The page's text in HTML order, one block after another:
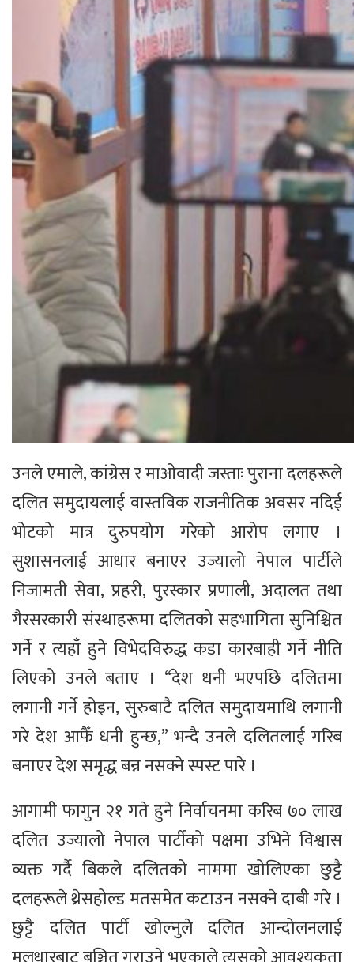
उनले एमाले, कांग्रेस र माओवादी जस्ताः पुराना दलहरूले
दलित समुदायलाई वास्तविक राजनीतिक अवसर नदिई
भोटको मात्र दुरुपयोग गरेको आरोप लगाए ।
सुशासनलाई आधार बनाएर उज्यालो नेपाल पार्टीले
निजामती सेवा, प्रहरी, पुरस्कार प्रणाली, अदालत तथा
गैरसरकारी संस्थाहरूमा दलितको सहभागिता सुनिश्चित
गर्ने र त्यहाँ हुने विभेदविरुद्ध कडा कारबाही गर्ने नीति
लिएको उनले बताए । “देश धनी भएपछि दलितमा
लगानी गर्ने होइन, सुरुबाटै दलित समुदायमाथि लगानी
गरे देश आफैँ धनी हुन्छ,” भन्दै उनले दलितलाई गरिब
बनाएर देश समृद्ध बन्न नसक्ने स्पस्ट पारे ।
आगामी फागुन २१ गते हुने निर्वाचनमा करिब ७० लाख
दलित उज्यालो नेपाल पार्टीको पक्षमा उभिने विश्वास
व्यक्त गर्दै बिकले दलितको नाममा खोलिएका छुट्टै
दलहरूले थ्रेसहोल्ड मतसमेत कटाउन नसक्ने दाबी गरे ।
छुट्टै दलित पार्टी खोल्नुले दलित आन्दोलनलाई